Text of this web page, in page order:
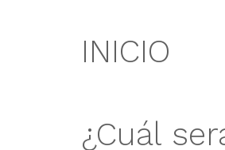
INICIO
¿Cuál